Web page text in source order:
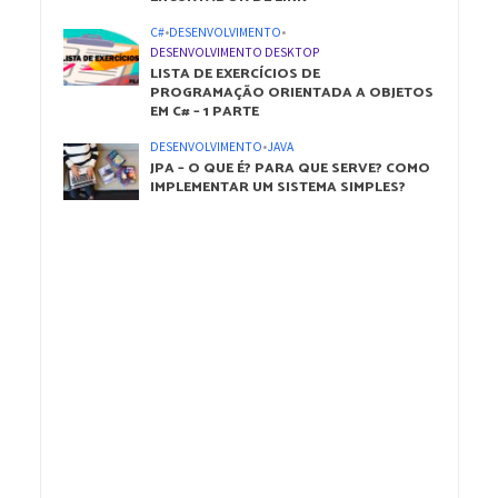
C#•DESENVOLVIMENTO•
DESENVOLVIMENTO DESKTOP
LISTA DE EXERCÍCIOS DE
PROGRAMAÇÃO ORIENTADA A OBJETOS
EM C# – 1 PARTE
DESENVOLVIMENTO•JAVA
JPA – O QUE É? PARA QUE SERVE? COMO
IMPLEMENTAR UM SISTEMA SIMPLES?